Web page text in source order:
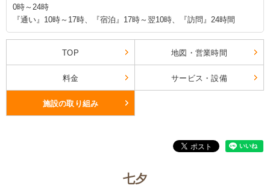
0時～24時
『通い』10時～17時、『宿泊』17時～翌10時、『訪問』24時間
TOP 地図・営業時間
料金 サービス・設備
施設の取り組み
七夕